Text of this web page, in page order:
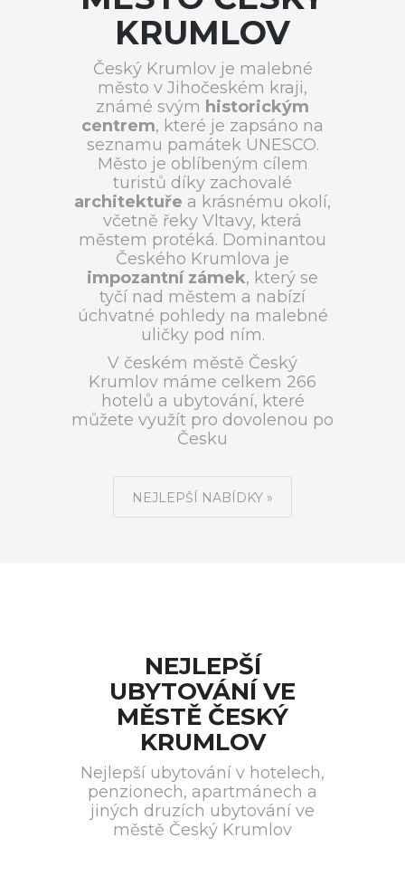
KRUMLOV
Český Krumlov je malebné
město v Jihočeském kraji,
známé svým historickým
centrem, které je zapsáno na
seznamu památek UNESCO.
Město je oblíbeným cílem
turistů díky zachovalé
architektuře a krásnému okolí,
včetně řeky Vltavy, která
městem protéká. Dominantou
Českého Krumlova je
impozantní zámek, který se
tyčí nad městem a nabízí
úchvatné pohledy na malebné
uličky pod ním.
V českém městě Český
Krumlov máme celkem 266
hotelů a ubytování, které
můžete využít pro dovolenou po
Česku
NEJLEPŠÍ NABÍDKY »
NEJLEPŠÍ
UBYTOVÁNÍ VE
MĚSTĚ ČESKÝ
KRUMLOV
Nejlepší ubytování v hotelech,
penzionech, apartmánech a
jiných druzích ubytování ve
městě Český Krumlov